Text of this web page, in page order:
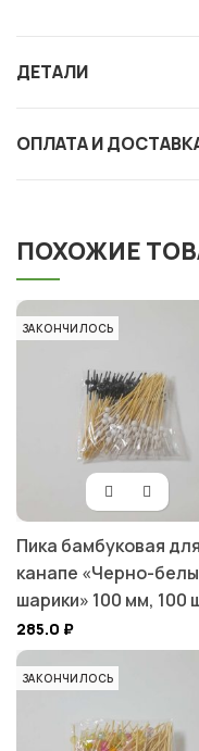
ДЕТАЛИ
ОПЛАТА И
ПОХОЖИЕ
ЗАКОНЧИЛОСЬ
Пика бамбуковая для
канапе «Черно-
шарики» 100 мм, 100
285.0 ₽
ЗАКОНЧИЛОСЬ